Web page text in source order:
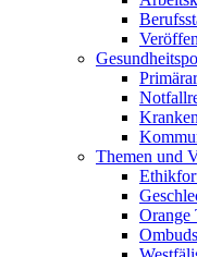
Themen und
Orange